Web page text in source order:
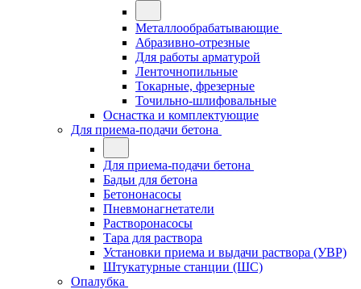
Металлообрабатывающие
Абразивно-отрезные
Для работы арматурой
Ленточнопильные
Токарные, фрезерные
Точильно-шлифовальные
Оснастка и комплектующие
Для приема-подачи бетона
Для приема-подачи бетона
Бадьи для бетона
Бетононасосы
Пневмонагнетатели
Растворонасосы
Тара для раствора
Установки приема и выдачи раствора (УВР)
Штукатурные станции (ШС)
Опалубка